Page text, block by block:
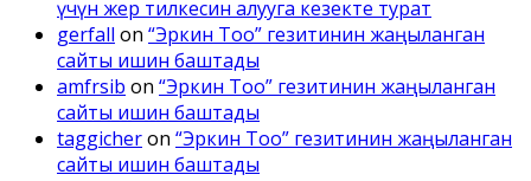
үчүн жер тилкесин алууга кезекте турат
gerfall on “Эркин Тоо” гезитинин жаңыланган
сайты ишин баштады
amfrsib on “Эркин Тоо” гезитинин жаңыланган
сайты ишин баштады
taggicheron “Эркин Тоо” гезитинин жаңыланган
сайты ишин баштады